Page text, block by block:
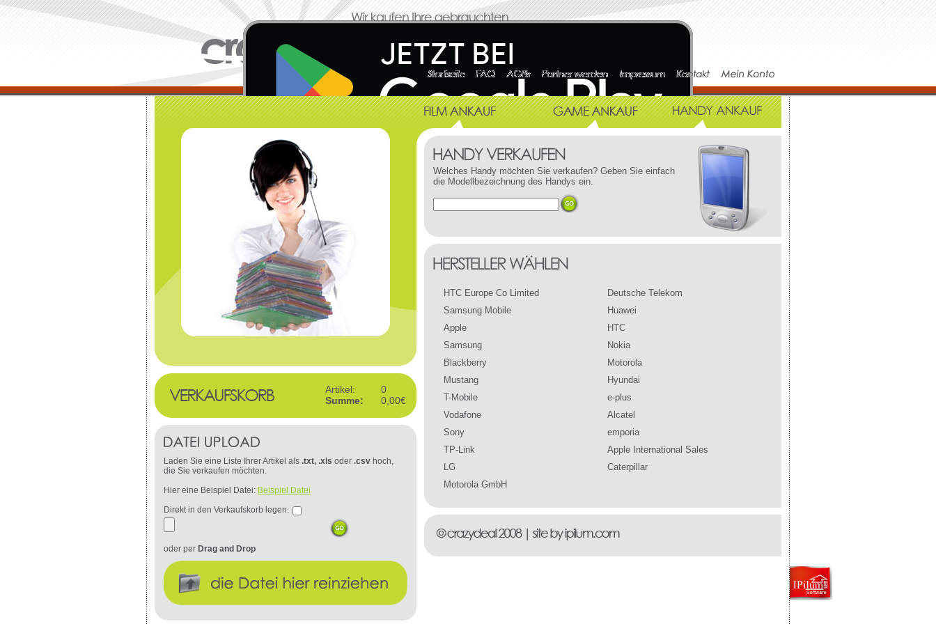
Welches Handy möchten Sie verkaufen? Geben Sie einfach
die Modellbezeichnung des Handys ein.
HTC Europe Co Limited
Deutsche Telekom
Samsung Mobile
Huawei
Apple
HTC
Samsung
Nokia
Blackberry
Motorola
Mustang
Hyundai
T-Mobile
e-plus
Vodafone
Alcatel
Sony
emporia
TP-Link
Apple International Sales
LG
Caterpillar
Motorola GmbH
Artikel:
0
Summe:
0,00€
Laden Sie eine Liste Ihrer Artikel als .txt, .xls oder .csv hoch,
die Sie verkaufen möchten.
Hier eine Beispiel Datei: Beispiel Datei
Direkt in den Verkaufskorb legen:
oder per Drag and Drop